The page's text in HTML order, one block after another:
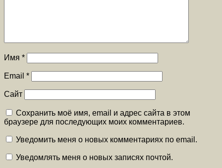
Имя *
Email *
Сайт
Сохранить моё имя, email и адрес сайта в этом
браузере для последующих моих комментариев.
Уведомить меня о новых комментариях по email.
Уведомлять меня о новых записях почтой.